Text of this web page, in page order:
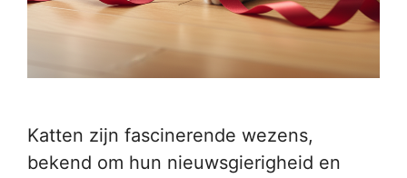
Katten zijn fascinerende wezens,
bekend om hun nieuwsgierigheid en